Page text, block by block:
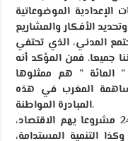
الموضوعاتية
المدني، الذي تحتفي
جميعا. فمن المؤكد أنه
المائة ” هم ممثلوها
المغرب في هذه
المبادرة المواطنة.
وأوضح أن المغرب قدم في المجموع 24 مشروعا يهم الاقتصاد،
التنمية المستدامة،